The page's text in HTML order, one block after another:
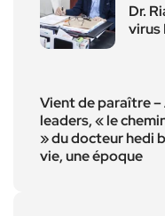
Dr.
virus
Vient de paraître
leaders, « le
» du docteur hedi
vie, une époque